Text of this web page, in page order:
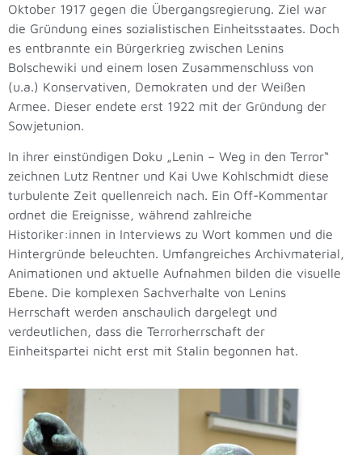
Oktober 1917 gegen die Übergangsregierung. Ziel war
die Gründung eines sozialistischen Einheitsstaates. Doch
es entbrannte ein Bürgerkrieg zwischen Lenins
Bolschewiki und einem losen Zusammenschluss von
(u.a.) Konservativen, Demokraten und der Weißen
Armee. Dieser endete erst 1922 mit der Gründung der
Sowjetunion.
In ihrer einstündigen Doku „Lenin – Weg in den Terror“
zeichnen Lutz Rentner und Kai Uwe Kohlschmidt diese
turbulente Zeit quellenreich nach. Ein Off-Kommentar
ordnet die Ereignisse, während zahlreiche
Historiker:innen in Interviews zu Wort kommen und die
Hintergründe beleuchten. Umfangreiches Archivmaterial,
Animationen und aktuelle Aufnahmen bilden die visuelle
Ebene. Die komplexen Sachverhalte von Lenins
Herrschaft werden anschaulich dargelegt und
verdeutlichen, dass die Terrorherrschaft der
Einheitspartei nicht erst mit Stalin begonnen hat.